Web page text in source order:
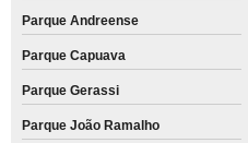
Parque Andreense
Parque Capuava
Parque Gerassi
Parque João Ramalho